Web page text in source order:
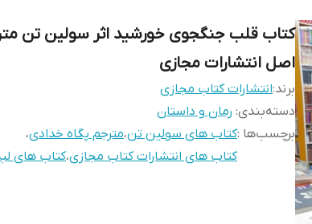
کتاب قلب جنگجوی خورشید اثر سولین تن
اصل انتشارات مجازی
برند:انتشارات کتاب مجازی
دسته‌بندی: رمان و داستان
برچسب‌ها :کتاب های سولین تن،مترجم پگاه خدادی،
کتاب های انتشارات کتاب مجازی،کتاب های